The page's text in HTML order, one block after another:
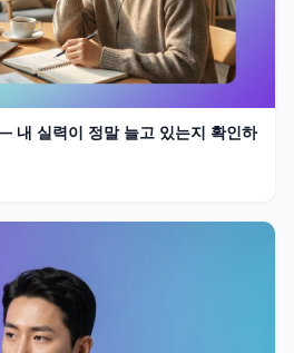
내 실력이 정말 늘고 있는지 확인하